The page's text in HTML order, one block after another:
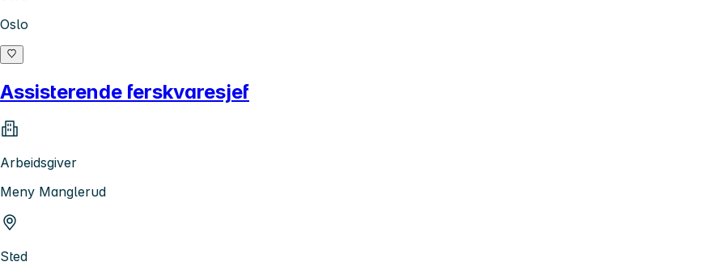
Oslo
Assisterende ferskvaresjef
Arbeidsgiver
Meny Manglerud
Sted